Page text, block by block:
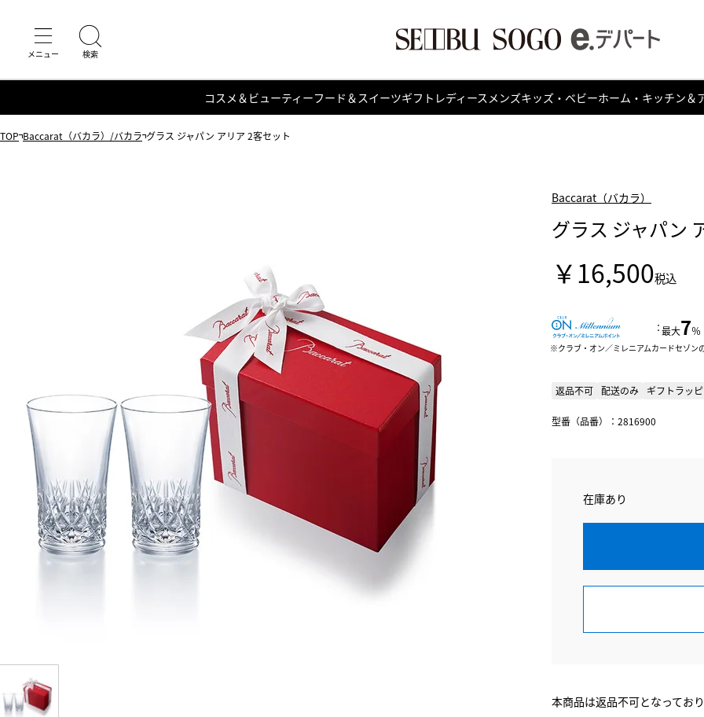
コスメ＆ビューティーフード＆スイーツギフト レディース メンズキッズ・ベビーホーム・キッチン＆
TOP Baccarat（バカラ）/バカラ グラス ジャパン アリア 2客セット
Baccarat（バカラ）
グラス ジャパン
￥16,500税込
：最大7％
クラブ・オン／ミレニアムカードセゾン
返品不可 配送のみ ギフトラッ
型番（品番）：2816900
在庫あり
本商品は返品不可となってお